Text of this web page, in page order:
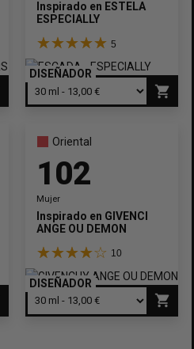
Inspirado en ESTELA
ESPECIALLY
5
DISEÑADOR
shopping_cart
Oriental
102
Mujer
Inspirado en GIVENCHY
ANGE OU DEMON
10
DISEÑADOR
shopping_cart